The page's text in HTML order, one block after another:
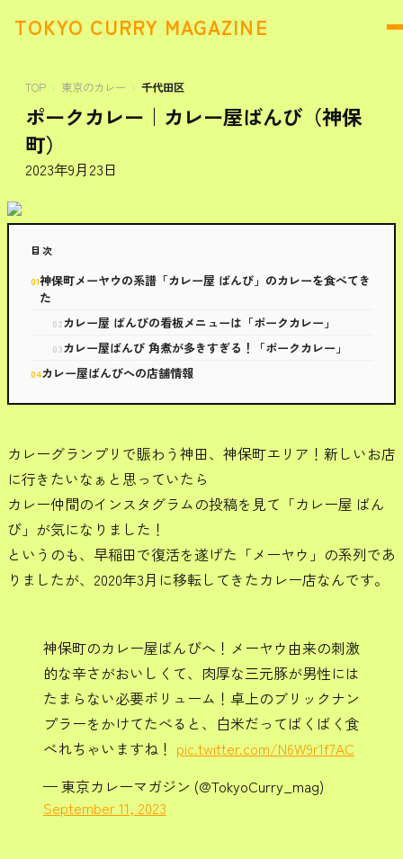
TOKYO CURRY MAGAZINE
TOP 東京のカレー 千代田区
ポークカレー｜カレー屋ばんび（神保
町）
2023年9月23日
目次
神保町メーヤウの系譜「カレー屋 ばんび」のカレーを食べてき
た
カレー屋 ばんびの看板メニューは「ポークカレー」
カレー屋ばんび 角煮が多きすぎる！「ポークカレー」
カレー屋ばんびへの店舗情報
カレーグランプリで賑わう神田、神保町エリア！新しいお店
に行きたいなぁと思っていたら
カレー仲間のインスタグラムの投稿を見て「カレー屋 ばん
び」が気になりました！
というのも、早稲田で復活を遂げた「メーヤウ」の系列であ
りましたが、2020年3月に移転してきたカレー店なんです。
神保町のカレー屋ばんびへ！メーヤウ由来の刺激
的な辛さがおいしくて、肉厚な三元豚が男性には
たまらない必要ボリューム！卓上のブリックナン
プラーをかけてたべると、白米だってばくばく食
べれちゃいますね！ pic.twitter.com/N6W9r1f7AC
— 東京カレーマガジン (@TokyoCurry_mag)
September 11, 2023